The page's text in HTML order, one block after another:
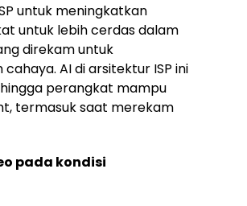
untuk meningkatkan
untuk lebih cerdas dalam
direkam untuk
AI di arsitektur ISP ini
perangkat mampu
termasuk saat merekam
pada kondisi